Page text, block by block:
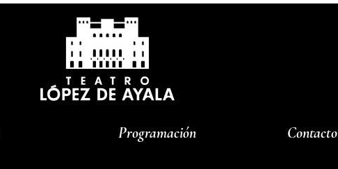
Programación Contacto